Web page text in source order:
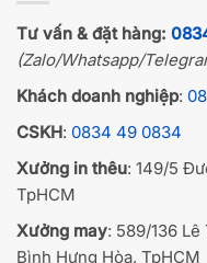
Tư vấn & đặt hàng:
(Zalo/Whatsapp/
Khách doanh nghiệp:
CSKH: 0834 49 0834
Xưởng in thêu: 149/5
TpHCM
Xưởng may: 589/136
Bình Hưng Hòa, TpHCM